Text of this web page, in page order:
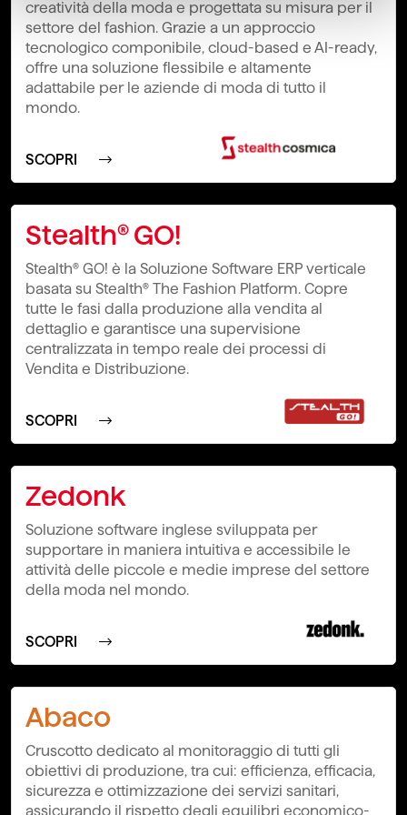
creatività della moda e progettata su misura per il
settore del fashion. Grazie a un approccio
tecnologico componibile, cloud-based e AI-ready,
offre una soluzione flessibile e altamente
adattabile per le aziende di moda di tutto il
mondo.
SCOPRI
Stealth® GO!
Stealth® GO! è la Soluzione Software ERP verticale
basata su Stealth® The Fashion Platform. Copre
tutte le fasi dalla produzione alla vendita al
dettaglio e garantisce una supervisione
centralizzata in tempo reale dei processi di
Vendita e Distribuzione.
SCOPRI
Zedonk
Soluzione software inglese sviluppata per
supportare in maniera intuitiva e accessibile le
attività delle piccole e medie imprese del settore
della moda nel mondo.
SCOPRI
Abaco
Cruscotto dedicato al monitoraggio di tutti gli
obiettivi di produzione, tra cui: efficienza, efficacia,
sicurezza e ottimizzazione dei servizi sanitari,
assicurando il rispetto degli equilibri economico-